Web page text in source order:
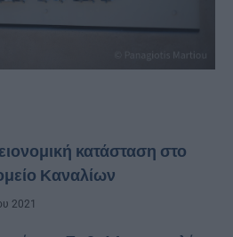
κατάσταση στο
Καναλίων
2021